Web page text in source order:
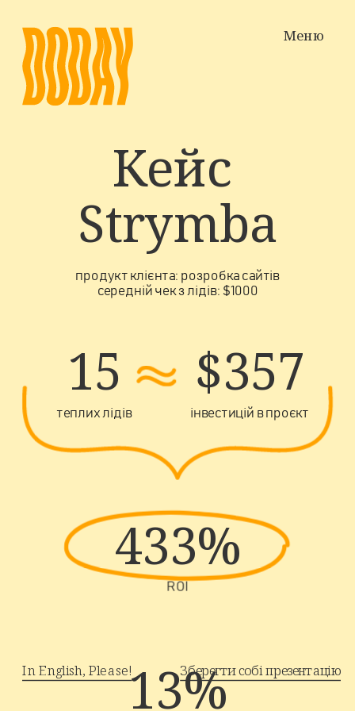
Зберегти собі презентацію
In English, Please!
Меню
Кейс
Strymba
продукт клієнта: розробка сайтів
середній чек з лідів: $1000
$357
15
інвестицій в проєкт
теплих лідів
433%
ROI
13%